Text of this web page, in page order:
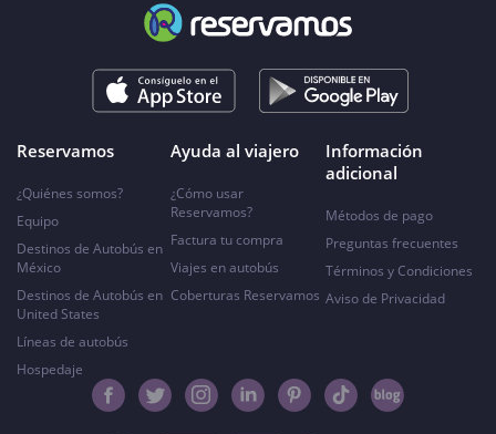
Reservamos
¿Quiénes somos?
Equipo
Destinos de Autobús en
México
Destinos de Autobús en
United States
Líneas de autobús
Hospedaje
Ayuda al viajero
¿Cómo usar
Reservamos?
Factura tu compra
Viajes en autobús
Coberturas Reservamos
Información
adicional
Métodos de pago
Preguntas frecuentes
Términos y Condiciones
Aviso de Privacidad